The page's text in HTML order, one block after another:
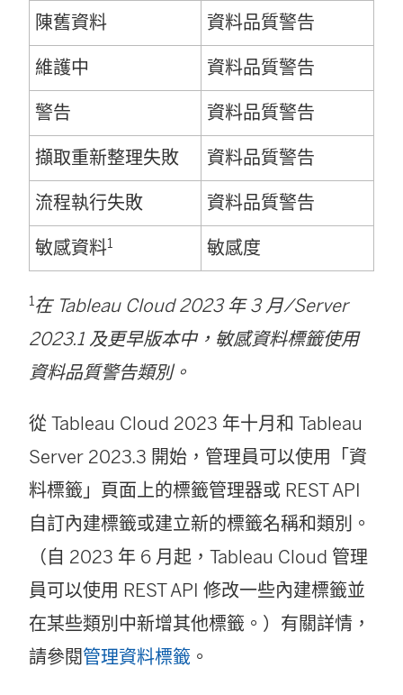
陳舊資料 資料品質警告
維護中 資料品質警告
警告 資料品質警告
擷取重新整理失敗 資料品質警告
流程執行失敗 資料品質警告
敏感資料1 敏感度
1在 Tableau Cloud 2023 年 3 月/Server
2023.1 及更早版本中，敏感資料標籤使用
資料品質警告類別。
從 Tableau Cloud 2023 年十月和 Tableau
Server 2023.3 開始，管理員可以使用「資
料標籤」頁面上的標籤管理器或 REST API
自訂內建標籤或建立新的標籤名稱和類別。
（自 2023 年 6 月起，Tableau Cloud 管理
員可以使用 REST API 修改一些內建標籤並
在某些類別中新增其他標籤。）有關詳情，
請參閱管理資料標籤 。